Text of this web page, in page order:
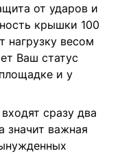
от ударов и
крышки 100
нагрузку весом
Ваш статус
и у
сразу два
значит важная